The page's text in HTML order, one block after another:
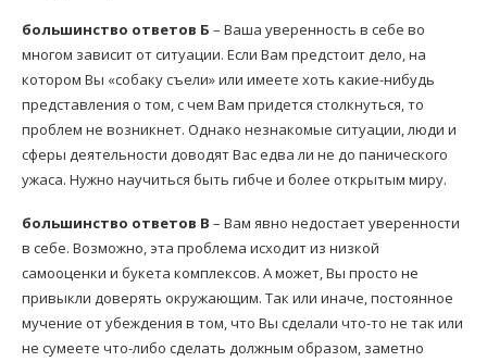
большинство ответов Б – Ваша уверенность в себе во
многом зависит от ситуации. Если Вам предстоит дело, на
котором Вы «собаку съели» или имеете хоть какие-нибудь
представления о том, с чем Вам придется столкнуться, то
проблем не возникнет. Однако незнакомые ситуации, люди и
сферы деятельности доводят Вас едва ли не до панического
ужаса. Нужно научиться быть гибче и более открытым миру.
большинство ответов В – Вам явно недостает уверенности
в себе. Возможно, эта проблема исходит из низкой
самооценки и букета комплексов. А может, Вы просто не
привыкли доверять окружающим. Так или иначе, постоянное
мучение от убеждения в том, что Вы сделали что-то не так или
не сумеете что-либо сделать должным образом, заметно